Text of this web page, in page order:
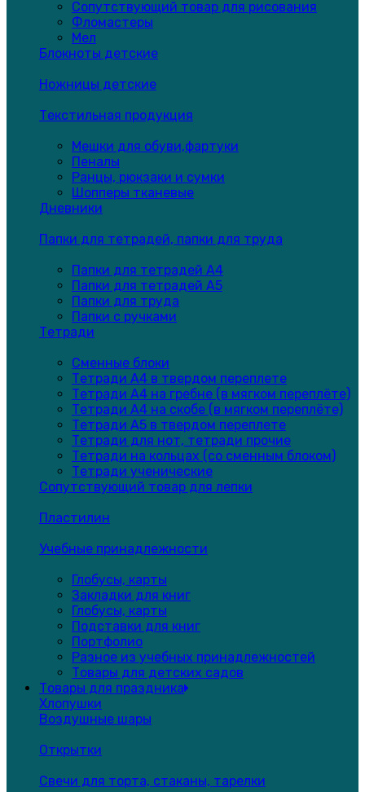
Сопутствующий товар для рисования
Фломастеры
Мел
Блокноты детские
Ножницы детские
Текстильная продукция
Мешки для обуви,фартуки
Пеналы
Ранцы, рюкзаки и сумки
Шопперы тканевые
Дневники
Папки для тетрадей, папки для труда
Папки для тетрадей А4
Папки для тетрадей А5
Папки для труда
Папки с ручками
Тетради
Сменные блоки
Тетради А4 в твердом переплете
Тетради А4 на гребне (в мягком переплёте)
Тетради А4 на скобе (в мягком переплёте)
Тетради А5 в твердом переплете
Тетради для нот, тетради прочие
Тетради на кольцах (со сменным блоком)
Тетради ученические
Сопутствующий товар для лепки
Пластилин
Учебные принадлежности
Глобусы, карты
Закладки для книг
Глобусы, карты
Подставки для книг
Портфолио
Разное из учебных принадлежностей
Товары для детских садов
Товары для праздника
Хлопушки
Воздушные шары
Открытки
Свечи для торта, стаканы, тарелки